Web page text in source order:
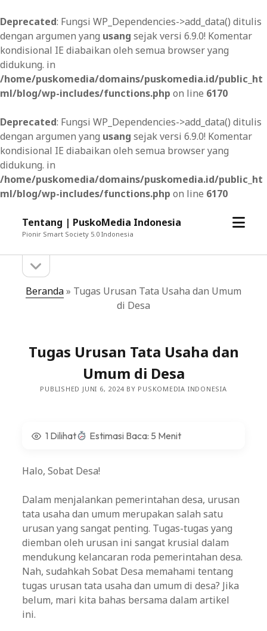
Deprecated: Fungsi WP_Dependencies->add_data() ditulis
dengan argumen yang usang sejak versi 6.9.0! Komentar
kondisional IE diabaikan oleh semua browser yang
didukung. in
/home/puskomedia/domains/puskomedia.id/public_ht
ml/blog/wp-includes/functions.php on line 6170
Deprecated: Fungsi WP_Dependencies->add_data() ditulis
dengan argumen yang usang sejak versi 6.9.0! Komentar
kondisional IE diabaikan oleh semua browser yang
didukung. in
/home/puskomedia/domains/puskomedia.id/public_ht
ml/blog/wp-includes/functions.php on line 6170
Tentang | PuskoMedia Indonesia
Pionir Smart Society 5.0 Indonesia
open
Sidebarsidebar
Beranda» Tugas Urusan Tata Usaha dan Umum
di Desa
Tugas Urusan Tata Usaha dan
Umum di Desa
PUBLISHED JUNI 6, 2024 BY PUSKOMEDIA INDONESIA
1 Dilihat Estimasi Baca: 5 Menit
Halo, Sobat Desa!
Dalam menjalankan pemerintahan desa, urusan
tata usaha dan umum merupakan salah satu
urusan yang sangat penting. Tugas-tugas yang
diemban oleh urusan ini sangat krusial dalam
mendukung kelancaran roda pemerintahan desa.
Nah, sudahkah Sobat Desa memahami tentang
tugas urusan tata usaha dan umum di desa? Jika
belum, mari kita bahas bersama dalam artikel
ini.